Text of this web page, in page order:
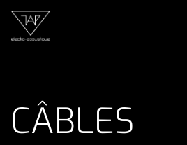
Aller
auTAP
CÂBLES